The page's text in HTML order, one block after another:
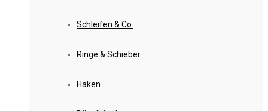
Schleifen & Co.
Ringe & Schieber
Haken